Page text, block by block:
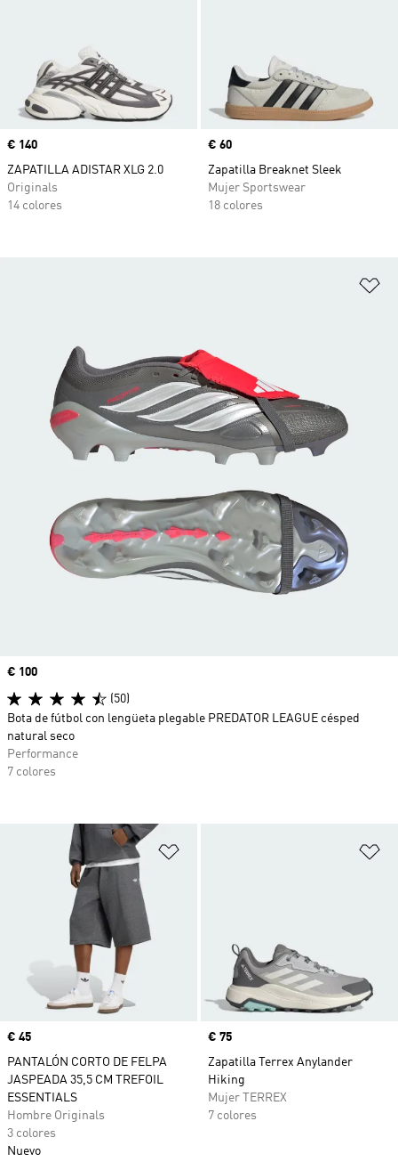
Precio
€ 140
ZAPATILLA ADISTAR XLG 2.0
Originals
14 colores
Precio
€ 60
Zapatilla Breaknet Sleek
Mujer Sportswear
18 colores
Precio
€ 45
PANTALÓN CORTO DE FELPA
JASPEADA 35,5 CM TREFOIL
ESSENTIALS
Hombre Originals
3 colores
Nuevo
Precio
€ 75
Zapatilla Terrex Anylander
Hiking
Mujer TERREX
7 colores
Precio
€ 100
(50)
Bota de fútbol con lengüeta plegable PREDATOR LEAGUE césped
natural seco
Performance
7 colores